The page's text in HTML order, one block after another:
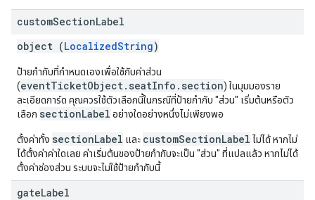
customSectionLabel
object (LocalizedString)
ป้ายกํากับที่กําหนดเองเพื่อใช้กับค่าส่วน
(eventTicketObject.seatInfo.section) ในมุมมองราย
ละเอียดการ์ด คุณควรใช้ตัวเลือกนี้ในกรณีที่ป้ายกำกับ "ส่วน" เริ่มต้นหรือตัว
เลือก sectionLabel อย่างใดอย่างหนึ่งไม่เพียงพอ
ตั้งค่าทั้ง sectionLabel และ customSectionLabel ไม่ได้ หากไม่
ได้ตั้งค่าค่าใดเลย ค่าเริ่มต้นของป้ายกำกับจะเป็น "ส่วน" ที่แปลแล้ว หากไม่ได้
ตั้งค่าช่องส่วน ระบบจะไม่ใช้ป้ายกำกับนี้
gateLabel